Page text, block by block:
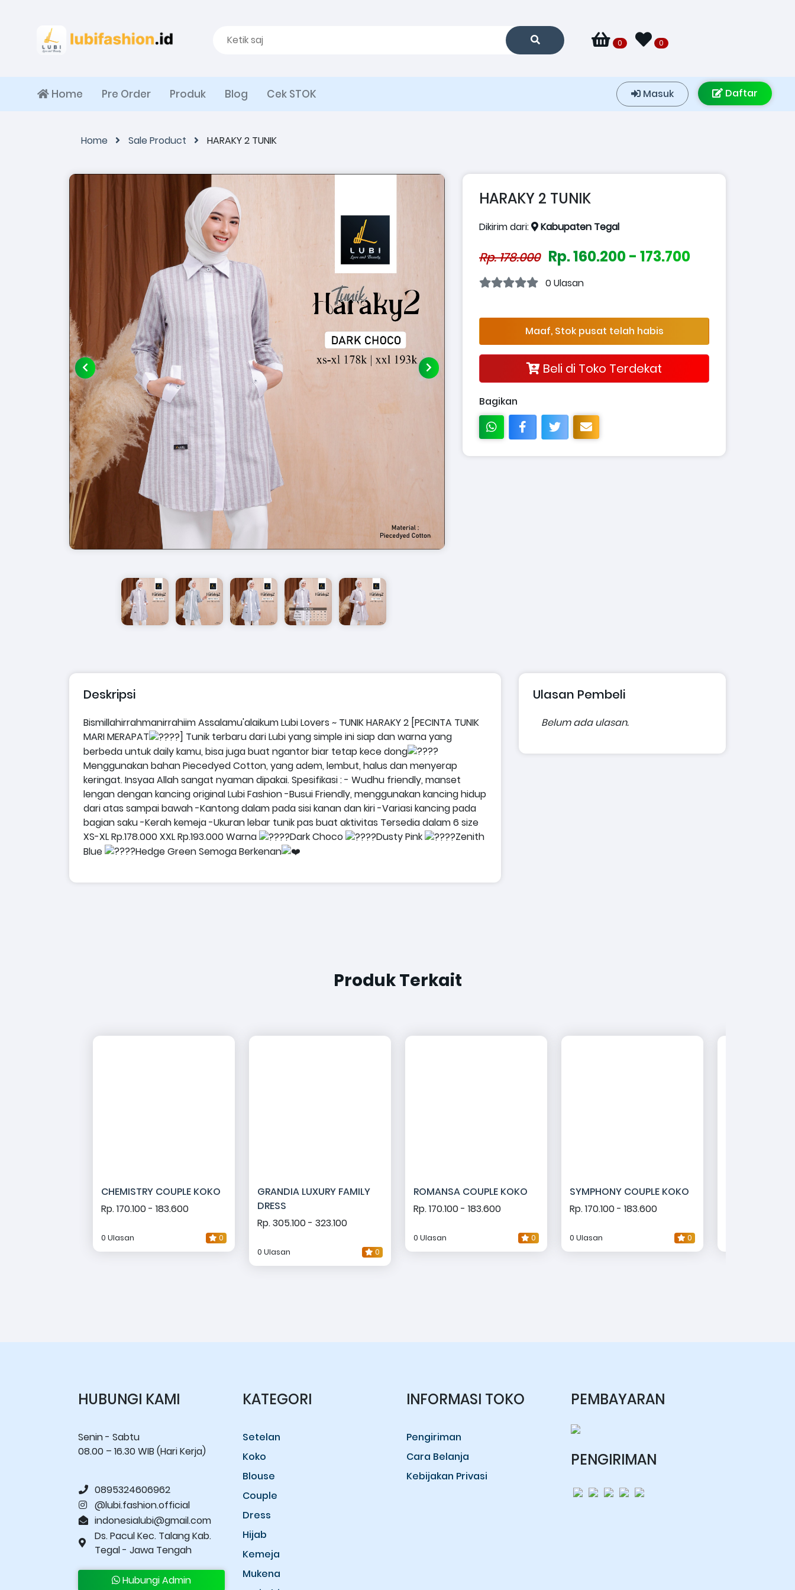
0 0
Home Pre Order Produk Blog Cek STOK Masuk Daftar
Home Sale Product HARAKY 2 TUNIK
HARAKY 2 TUNIK
Dikirim dari: Kabupaten Tegal
Rp. 178.000 Rp. 160.200 - 173.700
0 Ulasan
Maaf, Stok pusat telah habis
Beli di Toko Terdekat
Bagikan
Deskripsi
BismillahirrahmanirrahiimAssalamu'alaikum Lubi Lovers ~ TUNIK HARAKY 2 [PECINTA TUNIK
MARI MERAPAT
] Tunik terbaru dari Lubi yang simple ini siap dan warna yang
berbeda untuk daily kamu, bisa juga buat ngantor biar tetap kece dong
Menggunakan bahan Piecedyed Cotton, yang adem, lembut, halus dan menyerap
keringat. Insyaa Allah sangat nyaman dipakai.Spesifikasi :- Wudhu friendly, manset
lengan dengan kancing original Lubi Fashion-Busui Friendly, menggunakan kancing hidup
dari atas sampai bawah-Kantong dalam pada sisi kanan dan kiri-Variasi kancing pada
bagian saku-Kerah kemeja-Ukuran lebar tunik pas buat aktivitas Tersedia dalam 6 size
XS-XL Rp.178.000XXL Rp.193.000Warna Dark Choco Dusty Pink
Zenith
Blue
Hedge GreenSemoga Berkenan
Ulasan Pembeli
Belum ada ulasan.
Produk Terkait
CHEMISTRY COUPLE KOKO
Rp. 170.100 - 183.600
0 Ulasan 0
GRANDIA LUXURY FAMILY
DRESS
Rp. 305.100 - 323.100
0 Ulasan 0
ROMANSA COUPLE KOKO
Rp. 170.100 - 183.600
0 Ulasan 0
SYMPHONY COUPLE KOKO
Rp. 170.100 - 183.600
0 Ulasan 0
HUBUNGI KAMI
Senin - Sabtu
08.00 – 16.30 WIB (Hari Kerja)
0895324606962
@lubi.fashion.official
indonesialubi@gmail.com
Ds. Pacul Kec. Talang Kab.
Tegal - Jawa Tengah
Hubungi Admin
KATEGORI
Setelan
Koko
Blouse
Couple
Dress
Hijab
Kemeja
Mukena
INFORMASI TOKO
Pengiriman
Cara Belanja
Kebijakan Privasi
PEMBAYARAN
PENGIRIMAN